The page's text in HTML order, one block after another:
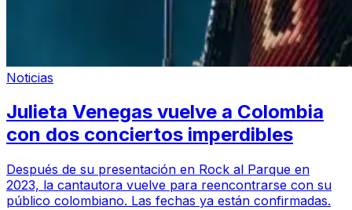
Noticias
Julieta Venegas vuelve a Colombia
con dos conciertos imperdibles
Después de su presentación en Rock al Parque en
2023, la cantautora vuelve para reencontrarse con su
público colombiano. Las fechas ya están confirmadas.